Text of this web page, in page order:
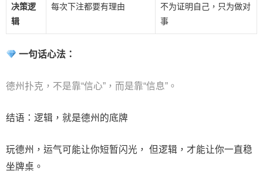
决策逻
辑
每次下注都要有理由
不为证明自己，只为做对
事
一句话心法：
德州扑克，不是靠“信心”，而是靠“信息”。
结语：逻辑，就是德州的底牌
玩德州，运气可能让你短暂闪光， 但逻辑，才能让你一直稳
坐牌桌。